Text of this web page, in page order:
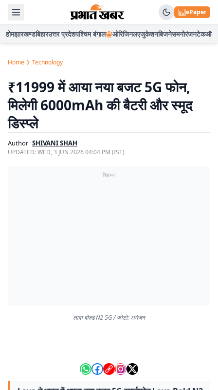
ePaper
होमझारखण्डबिहारउत्तर प्रदेशपश्चिम बंगाल ओरिजिनलएजुकेशनबिजनेसमनोरंजनटेकऑटो
Home Technology
₹11999 में आया नया बजट 5G फोन,
मिलेगी 6000mAh की बैटरी और स्मूद
डिस्प्ले
Author SHIVANI SHAH
UPDATED:WED, 3 JUN 2026 04:04 PM (IST)
विज्ञापन
लावा बोल्ड N2 5G / फोटो: अमेजन